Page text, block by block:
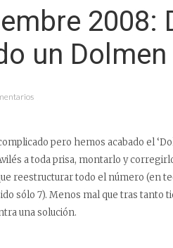
2008:
un Dolmen
pero hemos acabado el
a toda prisa, montarlo y
reestructurar todo el número (en
sólo 7). Menos mal que tras tanto
una solución.